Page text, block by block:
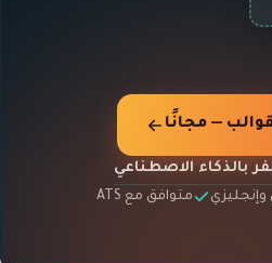
— مجانًا
بالذكاء الاصطناعي
وإنجليزي متوافق مع ATS